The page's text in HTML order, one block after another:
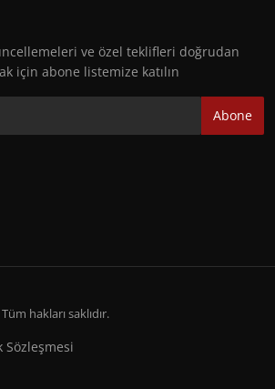
ve özel teklifleri doğrudan
için abone listemize katılın
Abone
hakları saklıdır.
Sözleşmesi